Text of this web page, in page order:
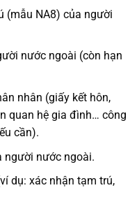
(mẫu NA8) của người
nước ngoài (còn hạn
nhân (giấy kết hôn,
quan hệ gia đình… công
cần).
người nước ngoài.
dụ: xác nhận tạm trú,